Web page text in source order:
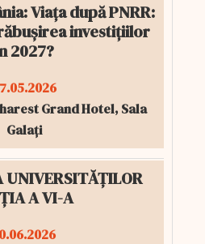
Viața după PNRR:
investițiilor
2027?
Grand Hotel, Sala
Galați
UNIVERSITĂȚILOR
A VI-A